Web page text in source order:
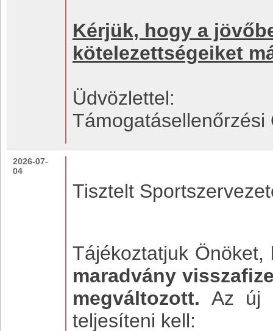
Kérjük, hogy a
kötelezettségeiket
Üdvözlettel:
Támogatásellenőrzési
2026-07-
04
Tisztelt
Tájékoztatjuk Önöket,
maradvány
megváltozott. Az új
teljesíteni kell: